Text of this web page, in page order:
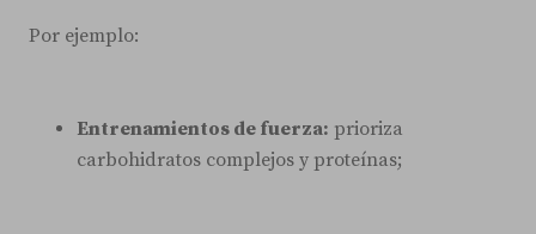
Por ejemplo:
Entrenamientos de fuerza: prioriza
carbohidratos complejos y proteínas;